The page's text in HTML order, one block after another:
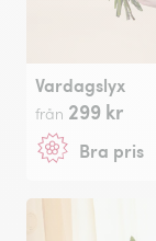
Vardagslyx
från 299 kr
Bra pris